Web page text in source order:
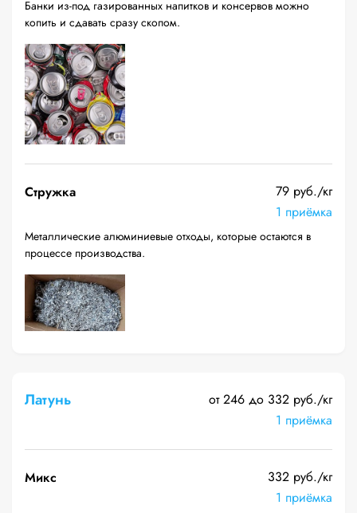
Банки из-под газированных напитков и консервов можно
копить и сдавать сразу скопом.
Стружка
79 руб./кг
1 приёмка
Металлические алюминиевые отходы, которые остаются в
процессе производства.
Латунь
от 246 до 332 руб./кг
1 приёмка
Микс
332 руб./кг
1 приёмка